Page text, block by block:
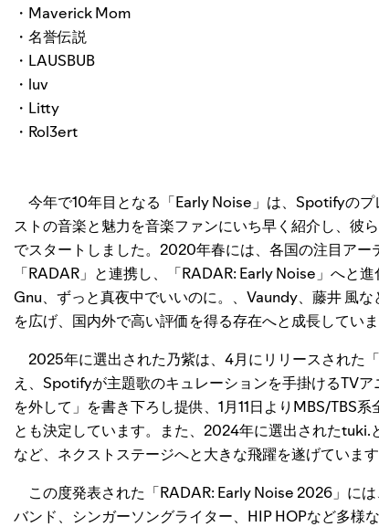
・Maverick Mom
・名誉伝説
・LAUSBUB
・luv
・Litty
・Rol3ert
今年で10年目となる「Early Noise」は、Spotifyの
ストの音楽と魅力を音楽ファンにいち早く紹介し、彼
でスタートしました。2020年春には、各国の注目ア
「RADAR」と連携し、「RADAR: Early Noise」へと
Gnu、ずっと真夜中でいいのに。、Vaundy、藤井 風
を広げ、国内外で高い評価を得る存在へと成長していま
2025年に選出された乃紫は、4月にリリースされた
え、Spotifyが主題歌のキュレーションを手掛けるTV
を外して」を書き下ろし提供、1月11日よりMBS/TBS
とも決定しています。また、2024年に選出された
など、ネクストステージへと大きな飛躍を遂げています
この度発表された「RADAR: Early Noise 2026」に
バンド、シンガーソングライター、HIP HOPなど多様